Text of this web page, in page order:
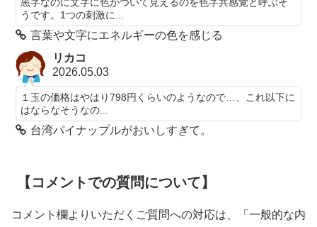
うです。1つの刺激に...
言葉や文字にエネルギーの色を感じる
リカコ
2026.05.03
１玉の価格はやはり798円くらいのようなので…、これ以下に
はならなそうなの...
台湾パイナップルがおいしすぎて。
【コメントでの質問について】
コメント欄よりいただくご質問への対応は、「一般的な内